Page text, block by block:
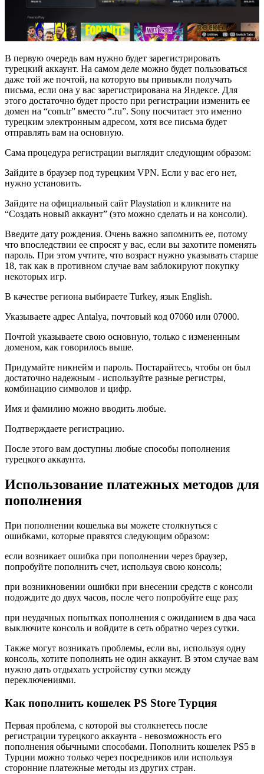
В первую очередь вам нужно будет зарегистрировать
турецкий аккаунт. На самом деле можно будет пользоваться
даже той же почтой, на которую вы привыкли получать
письма, если она у вас зарегистрирована на Яндексе. Для
этого достаточно будет просто при регистрации изменить ее
домен на “com.tr” вместо “.ru”. Sony посчитает это именно
турецким электронным адресом, хотя все письма будет
отправлять вам на основную.
Сама процедура регистрации выглядит следующим образом:
Зайдите в браузер под турецким VPN. Если у вас его нет,
нужно установить.
Зайдите на официальный сайт Playstation и кликните на
“Создать новый аккаунт” (это можно сделать и на консоли).
Введите дату рождения. Очень важно запомнить ее, потому
что впоследствии ее спросят у вас, если вы захотите поменять
пароль. При этом учтите, что возраст нужно указывать старше
18, так как в противном случае вам заблокируют покупку
некоторых игр.
В качестве региона выбираете Turkey, язык English.
Указываете адрес Antalya, почтовый код 07060 или 07000.
Почтой указываете свою основную, только с измененным
доменом, как говорилось выше.
Придумайте никнейм и пароль. Постарайтесь, чтобы он был
достаточно надежным - используйте разные регистры,
комбинацию символов и цифр.
Имя и фамилию можно вводить любые.
Подтверждаете регистрацию.
После этого вам доступны любые способы пополнения
турецкого аккаунта.
Использование платежных методов для
пополнения
При пополнении кошелька вы можете столкнуться с
ошибками, которые правятся следующим образом:
если возникает ошибка при пополнении через браузер,
попробуйте пополнить счет, используя свою консоль;
при возникновении ошибки при внесении средств с консоли
подождите до двух часов, после чего попробуйте еще раз;
при неудачных попытках пополнения с ожиданием в два часа
выключите консоль и войдите в сеть обратно через сутки.
Также могут возникать проблемы, если вы, используя одну
консоль, хотите пополнять не один аккаунт. В этом случае вам
нужно дать отдыхать устройству сутки между
переключениями.
Как пополнить кошелек PS Store Турция
Первая проблема, с которой вы столкнетесь после
регистрации турецкого аккаунта - невозможность его
пополнения обычными способами. Пополнить кошелек PS5 в
Турции можно только через посредников или используя
сторонние платежные методы из других стран.